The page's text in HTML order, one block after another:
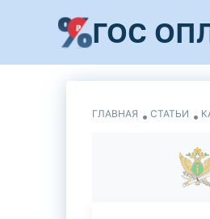
ГОС
ГЛАВНАЯ СТАТЬИ